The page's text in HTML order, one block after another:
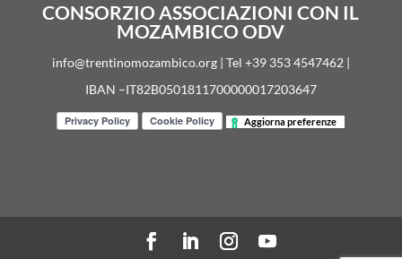
CONSORZIO ASSOCIAZIONI CON IL
MOZAMBICO ODV
info@trentinomozambico.org | Tel +39 353 4547462 |
IBAN –IT82B0501811700000017203647
Aggiorna preferenze